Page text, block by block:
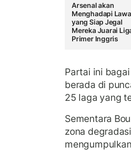
Arsenal akan
Menghadapi
yang Siap Jegal
Mereka Juarai
Primer Inggris
Partai ini
berada di
25 laga yang
Sementara
zona